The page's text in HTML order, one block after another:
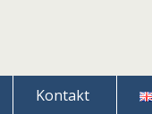
Kontakt